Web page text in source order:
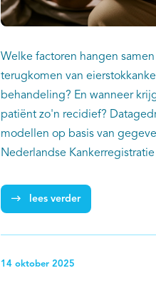
Welke factoren hangen
terugkomen van
behandeling? En wanneer
patiënt zo'n recidief?
modellen op basis van
Nederlandse Kankerregistratie
voorspellen dan artsen alleen,
studie van onder meer Dimitris
analyseren met behulp van
lees verder
14 oktober 2025